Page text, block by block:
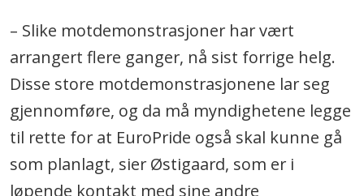
– Slike motdemonstrasjoner har vært
arrangert flere ganger, nå sist forrige helg.
Disse store motdemonstrasjonene lar seg
gjennomføre, og da må myndighetene legge
til rette for at EuroPride også skal kunne gå
som planlagt, sier Østigaard, som er i
løpende kontakt med sine andre